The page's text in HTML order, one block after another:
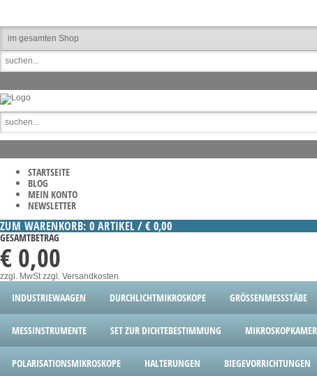
STARTSEITE
BLOG
MEIN KONTO
NEWSLETTER
ZUM WARENKORB: 0 ARTIKEL / € 0,00
GESAMTBETRAG
€ 0,00
zzgl. MwStzzgl. Versandkosten
INDUSTRIEWAAGEN DURCHLICHTMIKROSKOPE GRÖSSENMESSSTÄBE
MESSINSTRUMENTE SET ZUR DICHTEBESTIMMUNG
POLARISATIONSMIKROSKOPE HALTERUNGEN BIEGEVORRICHTUNGEN